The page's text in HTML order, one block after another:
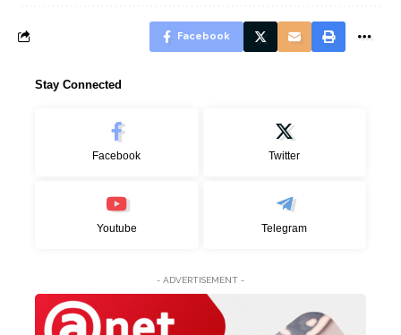
Facebook
Stay Connected
Facebook Twitter
Youtube Telegram
- ADVERTISEMENT -